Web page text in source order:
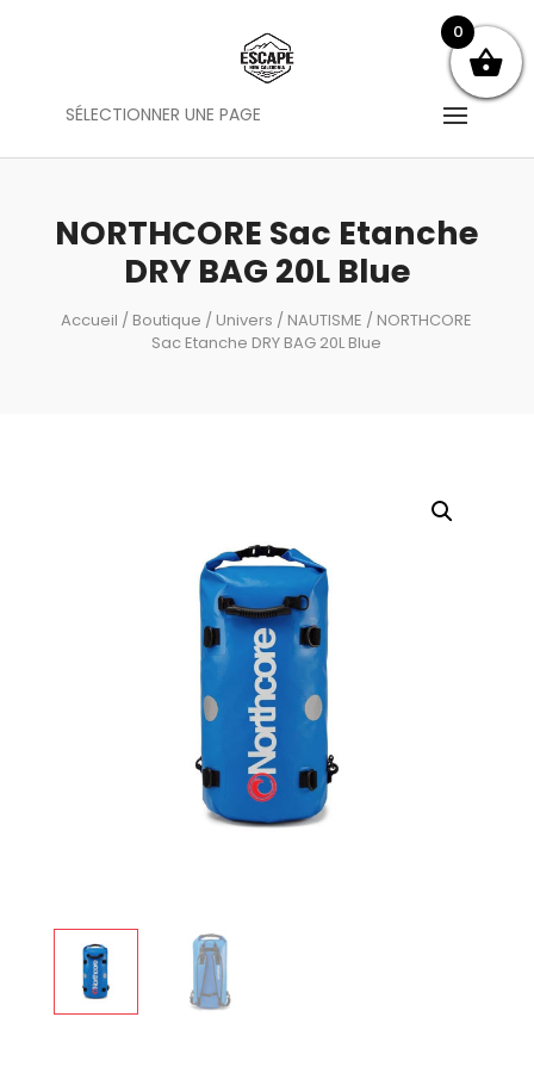
SÉLECTIONNER UNE PAGE
NORTHCORE Sac Etanche
DRY BAG 20L Blue
Accueil / Boutique / Univers / NAUTISME / NORTHCORE
Sac Etanche DRY BAG 20L Blue
0